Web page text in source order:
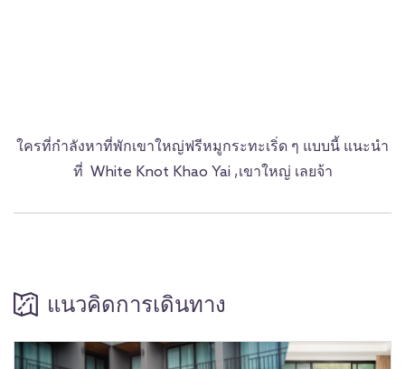
ใครที่กำลังหาที่พักเขาใหญ่ฟรีหมูกระทะเริ่ด ๆ แบบนี้ แนะนำ
ที่ White Knot Khao Yai ,เขาใหญ่ เลยจ้า
แนวคิดการเดินทาง